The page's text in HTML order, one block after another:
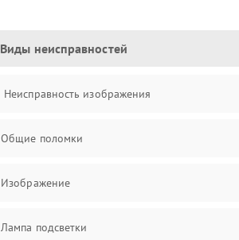
Виды неисправностей
Неисправность изображения
Общие поломки
Изображение
Лампа подсветки